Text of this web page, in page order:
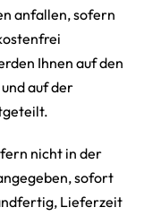
anfallen, sofern
Ihnen auf den
auf der
nicht in der
sofort
Lieferzeit